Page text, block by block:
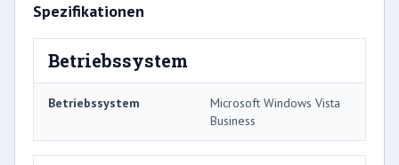
Spezifikationen
Betriebssystem
Betriebssystem
Microsoft Windows Vista
Business